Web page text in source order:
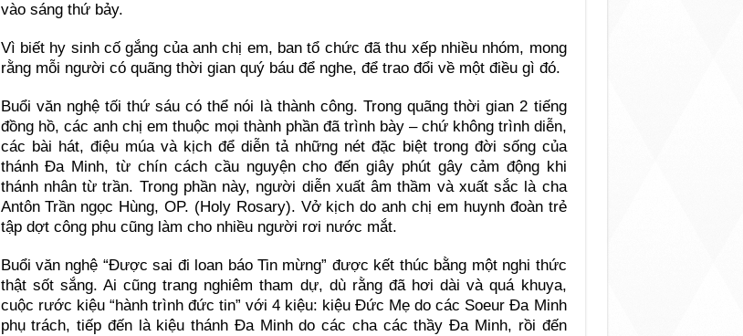
vào sáng thứ bảy.
Vì biết hy sinh cố gắng của anh chị em, ban tổ chức đã thu xếp nhiều nhóm, mong
rằng mỗi người có quãng thời gian quý báu để nghe, để trao đổi về một điều gì đó.
Buổi văn nghệ tối thứ sáu có thể nói là thành công. Trong quãng thời gian 2 tiếng
đồng hồ, các anh chị em thuộc mọi thành phần đã trình bày – chứ không trình diễn,
các bài hát, điệu múa và kịch để diễn tả những nét đặc biệt trong đời sống của
thánh Đa Minh, từ chín cách cầu nguyện cho đến giây phút gây cảm động khi
thánh nhân từ trần. Trong phần này, người diễn xuất âm thầm và xuất sắc là cha
Antôn Trần ngọc Hùng, OP. (Holy Rosary). Vở kịch do anh chị em huynh đoàn trẻ
tập dợt công phu cũng làm cho nhiều người rơi nước mắt.
Buổi văn nghệ “Được sai đi loan báo Tin mừng” được kết thúc bằng một nghi thức
thật sốt sắng. Ai cũng trang nghiêm tham dự, dù rằng đã hơi dài và quá khuya,
cuộc rước kiệu “hành trình đức tin” với 4 kiệu: kiệu Đức Mẹ do các Soeur Đa Minh
phụ trách, tiếp đến là kiệu thánh Đa Minh do các cha các thầy Đa Minh, rồi đến